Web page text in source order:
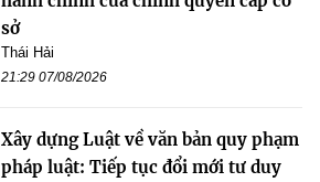
sở
Thái Hải
21:29 07/08/2026
Xây dựng Luật về văn bản quy phạm
pháp luật: Tiếp tục đổi mới tư duy